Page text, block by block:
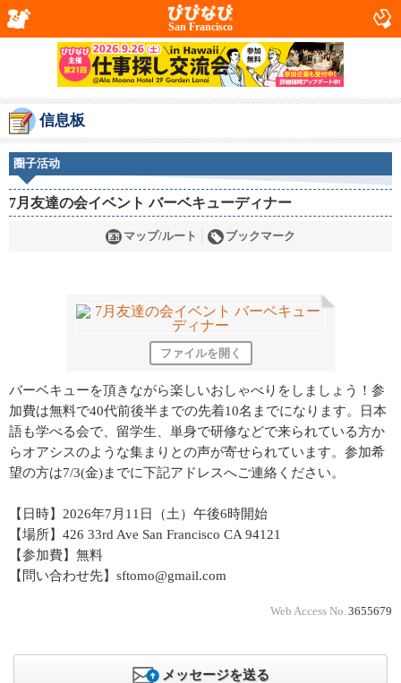
San Francisco
信息板
圈子活动
7月友達の会イベント バーベキューディナー
マップ/ルート ブックマーク
ファイルを開く
バーベキューを頂きながら楽しいおしゃべりをしましょう！参
加費は無料で40代前後半までの先着10名までになります。日本
語も学べる会で、留学生、単身で研修などで来られている方か
らオアシスのような集まりとの声が寄せられています。参加希
望の方は7/3(金)までに下記アドレスへご連絡ください。
【日時】2026年7月11日（土）午後6時開始
【場所】426 33rd Ave San Francisco CA 94121
【参加費】無料
【問い合わせ先】sftomo@gmail.com
Web Access No. 3655679
メッセージを送る